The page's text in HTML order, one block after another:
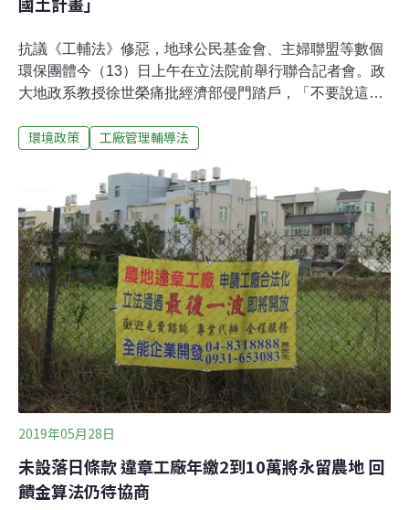
抗議《工輔法》修惡，地球公民基金會、主婦聯盟等數個
環保團體今（13）日上午在立法院前舉行聯合記者會。政
大地政系教授徐世榮痛批經濟部侵門踏戶，「不要說這是
年的機會，要求他們合法，輔導他們合法，最後變成拜託
要讓農地違章工廠就地合法，這樣的《工輔法》是倒行逆
施，是在霸凌國土計畫。」《工輔法》增訂特定工廠登
記 環團怒轟：「為了經濟讓違章工廠永留農地。」《工廠
管理輔導法》在2001年制定，要求既有工廠於兩年內申請
換發工廠登記證，不符規定者最高處10萬罰鍰，然無法遏
止違章工廠持續營運。2010年《工輔法》修正第33、34
條，開放2008年以前的違章工廠辦理「臨時工廠」登記，
並設下十年的輔導期。如今十年過去，臨時登記工廠7400
多家，其中僅有15家轉型合法工廠，而臨時工廠登記將於
明年6月失效。爰此，
環境政策 工廠管理輔導法
2019年05月28日
未設落日條款 違章工廠年繳2到10萬將永留農地 回
饋金算法仍待協商